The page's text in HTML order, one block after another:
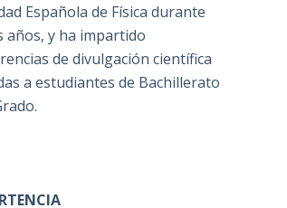
Española de Física durante
años, y ha impartido
de divulgación científica
a estudiantes de Bachillerato